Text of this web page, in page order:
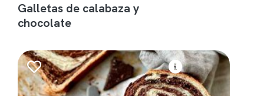
Galletas de calabaza y
chocolate